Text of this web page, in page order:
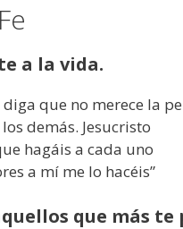
a la vida.
que no merece la
demás. Jesucristo
hagáis a cada uno
a mí me lo hacéis”
que más